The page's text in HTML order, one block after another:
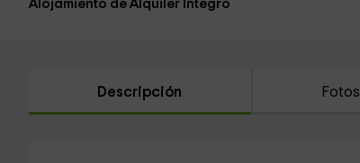
Alojamiento de Alquiler Íntegro
Descripción Fotos